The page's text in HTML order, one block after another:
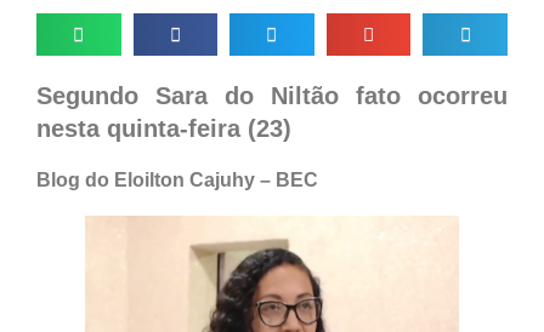
Segundo Sara do Niltão fato ocorreu
nesta quinta-feira (23)
Blog do Eloilton Cajuhy – BEC